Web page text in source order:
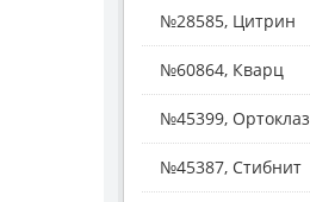
№28585, Цитрин
№60864, Кварц
№45399, Ортоклаз
№45387, Стибнит